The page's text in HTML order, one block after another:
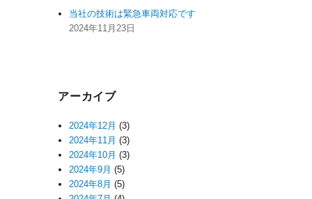
当社の技術は緊急車両対応です
2024年11月23日
アーカイブ
2024年12月 (3)
2024年11月 (3)
2024年10月 (3)
2024年9月 (5)
2024年8月 (5)